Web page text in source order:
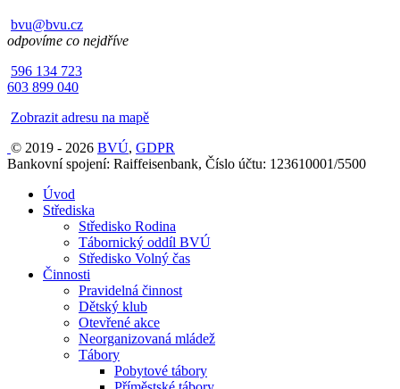
bvu@bvu.cz
odpovíme co nejdříve
596 134 723
603 899 040
Zobrazit adresu na mapě
© 2019 - 2026 BVÚ, GDPR
Bankovní spojení: Raiffeisenbank, Číslo účtu: 123610001/5500
Úvod
Střediska
Středisko Rodina
Tábornický oddíl BVÚ
Středisko Volný čas
Činnosti
Pravidelná činnost
Dětský klub
Otevřené akce
Neorganizovaná mládež
Tábory
Pobytové tábory